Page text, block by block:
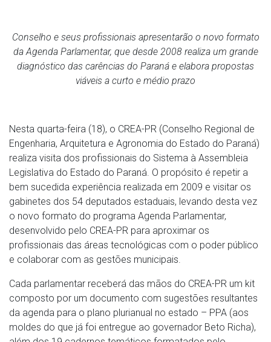
Conselho e seus profissionais apresentarão o novo formato
da Agenda Parlamentar, que desde 2008 realiza um grande
diagnóstico das carências do Paraná e elabora propostas
viáveis a curto e médio prazo
Nesta quarta-feira (18), o CREA-PR (Conselho Regional de
Engenharia, Arquitetura e Agronomia do Estado do Paraná)
realiza visita dos profissionais do Sistema à Assembleia
Legislativa do Estado do Paraná. O propósito é repetir a
bem sucedida experiência realizada em 2009 e visitar os
gabinetes dos 54 deputados estaduais, levando desta vez
o novo formato do programa Agenda Parlamentar,
desenvolvido pelo CREA-PR para aproximar os
profissionais das áreas tecnológicas com o poder público
e colaborar com as gestões municipais.
Cada parlamentar receberá das mãos do CREA-PR um kit
composto por um documento com sugestões resultantes
da agenda para o plano plurianual no estado – PPA (aos
moldes do que já foi entregue ao governador Beto Richa),